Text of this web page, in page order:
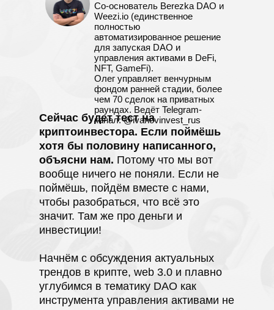
Cейчас будет тест на
криптоинвестора. Если поймёшь
хотя бы половину написанного,
объясни нам. Потому что мы вот
вообще ничего не поняли. Если не
поймёшь, пойдём вместе с нами,
чтобы разобраться, что всё это
значит. Там же про деньги и
инвестиции!
Начнём с обсуждения актуальных
трендов в крипте, web 3.0 и плавно
углубимся в тематику DAO как
инструмента управления активами не
Со-основатель Berezka DAO и
Weezi.io (единственное
полностью
автоматизированное решение
для запуская DAO и
управления активами в DeFi,
NFT, GameFi).
Олег управляет венчурным
фондом ранней стадии, более
чем 70 сделок на приватных
раундах. Ведёт Telegram-
канал: @ivanovinvest_rus